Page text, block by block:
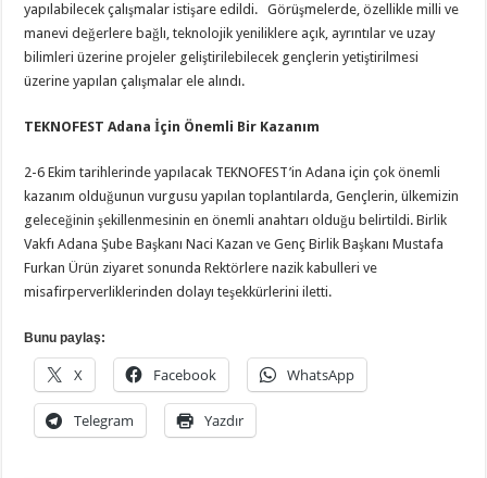
yapılabilecek çalışmalar istişare edildi. Görüşmelerde, özellikle milli ve
manevi değerlere bağlı, teknolojik yeniliklere açık, ayrıntılar ve uzay
bilimleri üzerine projeler geliştirilebilecek gençlerin yetiştirilmesi
üzerine yapılan çalışmalar ele alındı.
TEKNOFEST Adana İçin Önemli Bir Kazanım
2-6 Ekim tarihlerinde yapılacak TEKNOFEST’in Adana için çok önemli
kazanım olduğunun vurgusu yapılan toplantılarda, Gençlerin, ülkemizin
geleceğinin şekillenmesinin en önemli anahtarı olduğu belirtildi. Birlik
Vakfı Adana Şube Başkanı Naci Kazan ve Genç Birlik Başkanı Mustafa
Furkan Ürün ziyaret sonunda Rektörlere nazik kabulleri ve
misafirperverliklerinden dolayı teşekkürlerini iletti.
Bunu paylaş:
X Facebook WhatsApp
Telegram Yazdır